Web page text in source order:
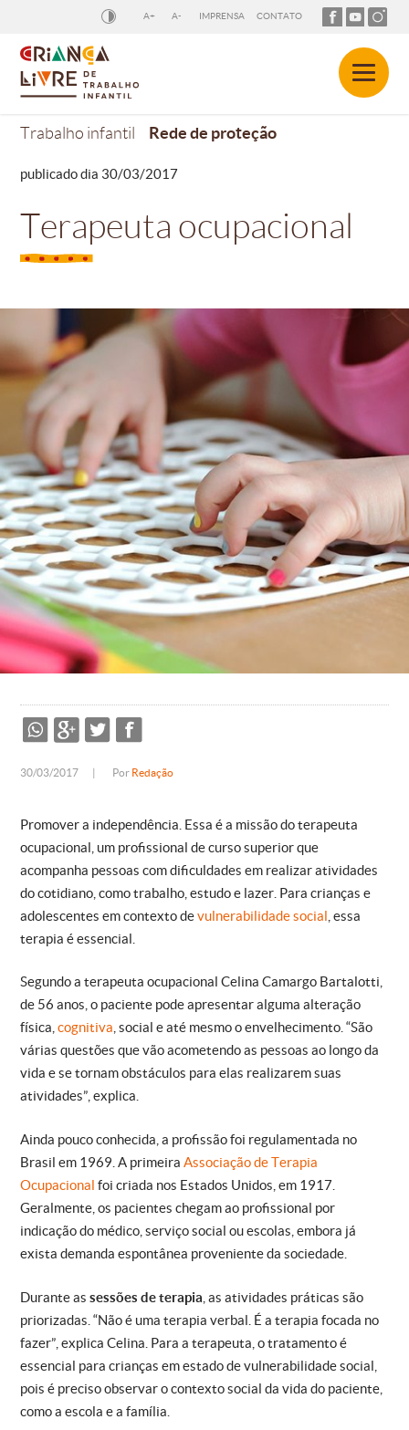
A+ A- IMPRENSA CONTATO
Trabalho infantil Rede de proteção
publicado dia 30/03/2017
Terapeuta ocupacional
30/03/2017 Por Redação
Promover a independência. Essa é a missão do terapeuta
ocupacional, um profissional de curso superior que
acompanha pessoas com dificuldades em realizar atividades
do cotidiano, como trabalho, estudo e lazer. Para crianças e
adolescentes em contexto devulnerabilidade social , essa
terapia é essencial.
Segundo a terapeuta ocupacional Celina Camargo Bartalotti,
de 56 anos, o paciente pode apresentar alguma alteração
física,cognitiva, social e até mesmo o envelhecimento. “São
várias questões que vão acometendo as pessoas ao longo da
vida e se tornam obstáculos para elas realizarem suas
atividades”, explica.
Ainda pouco conhecida, a profissão foi regulamentada no
Brasil em 1969. A primeira Associação de Terapia
Ocupacional foi criada nos Estados Unidos, em 1917.
Geralmente, os pacientes chegam ao profissional por
indicação do médico, serviço social ou escolas, embora já
exista demanda espontânea proveniente da sociedade.
Durante as sessões de terapia , as atividades práticas são
priorizadas. “Não é uma terapia verbal. É a terapia focada no
fazer”, explica Celina. Para a terapeuta, o tratamento é
essencial para crianças em estado de vulnerabilidade social,
pois é preciso observar o contexto social da vida do paciente,
como a escola e a família.